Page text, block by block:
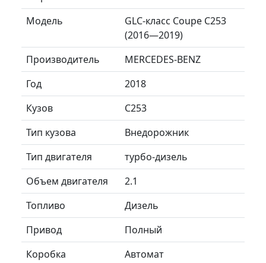
Модель
GLC-класс Coupe C253
(2016—2019)
Производитель
MERCEDES-BENZ
Год
2018
Кузов
C253
Тип кузова
Внедорожник
Тип двигателя
турбо-дизель
Объем двигателя
2.1
Топливо
Дизель
Привод
Полный
Коробка
Автомат